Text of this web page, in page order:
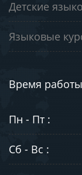
Детские
Языковые
Время работы
Пн - Пт :
Сб - Вс :